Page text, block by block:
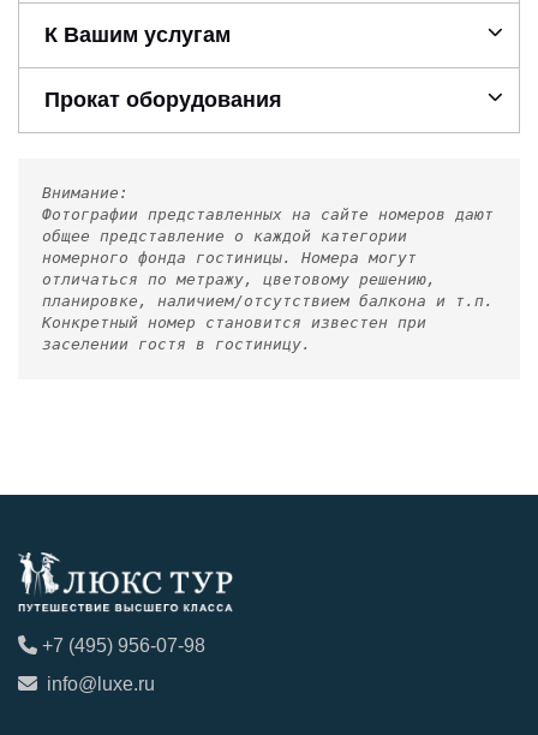
К Вашим услугам
Прокат оборудования
Внимание:
Фотографии представленных на сайте номеров дают
общее представление о каждой категории
номерного фонда гостиницы. Номера могут
отличаться по метражу, цветовому решению,
планировке, наличием/отсутствием балкона и т.п.
Конкретный номер становится известен при
заселении гостя в гостиницу.
+7 (495) 956-07-98
info@luxe.ru